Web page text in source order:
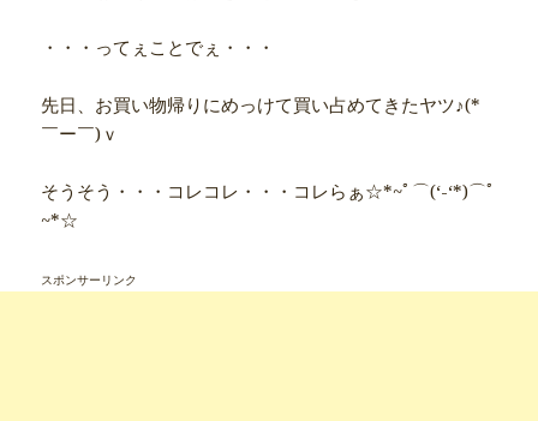
・・・ってぇことでぇ・・・
先日、お買い物帰りにめっけて買い占めてきたヤツ♪(*
￣ー￣)ｖ
そうそう・・・コレコレ・・・コレらぁ☆*~ﾟ⌒(‘-‘*)⌒ﾟ
~*☆
スポンサーリンク